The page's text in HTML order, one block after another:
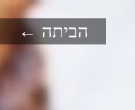
הביתה ←